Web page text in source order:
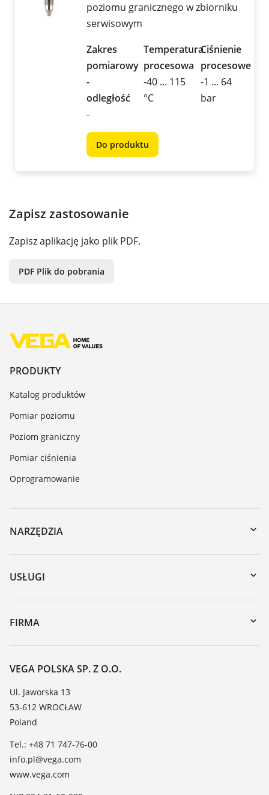
poziomu granicznego w zbiorniku
serwisowym
Zakres
pomiarowy
-
odległość
-
Temperatura
procesowa
-40 ... 115
°C
Ciśnienie
procesowe
-1 ... 64
bar
Do produktu
Zapisz zastosowanie
Zapisz aplikację jako plik PDF.
PDF Plik do pobrania
PRODUKTY
Katalog produktów
Pomiar poziomu
Poziom graniczny
Pomiar ciśnienia
Oprogramowanie
NARZĘDZIA
Do pobrania
Wyszukiwanie po numerze seryjnym
DTM Collection/PACTware
USŁUGI
Naprawa
Szkolenia
TeamViewer
FIRMA
O firmie VEGA
Kontakt
Aktualności
Media
Blog
VEGA POLSKA SP. Z O.O.
Ul. Jaworska 13
53-612 WROCŁAW
Poland
Tel.: +48 71 747-76-00
info.pl@vega.com
www.vega.com